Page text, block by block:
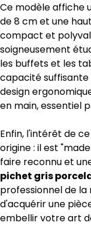
Ce modèle affiche
de 8 cm et une
compact et
soigneusement
les buffets et les
capacité suffisante
design
en main, essentiel
Enfin, l'intérêt de
origine : il est
faire reconnu et
pichet gris
professionnel de la
d'acquérir une
embellir votre art